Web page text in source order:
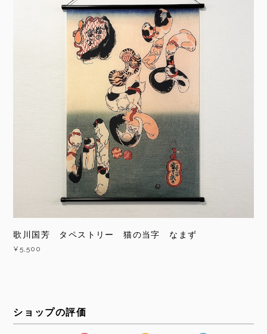
歌川国芳 タペストリー 猫の当字 なまず
¥5,500
ショップの評価